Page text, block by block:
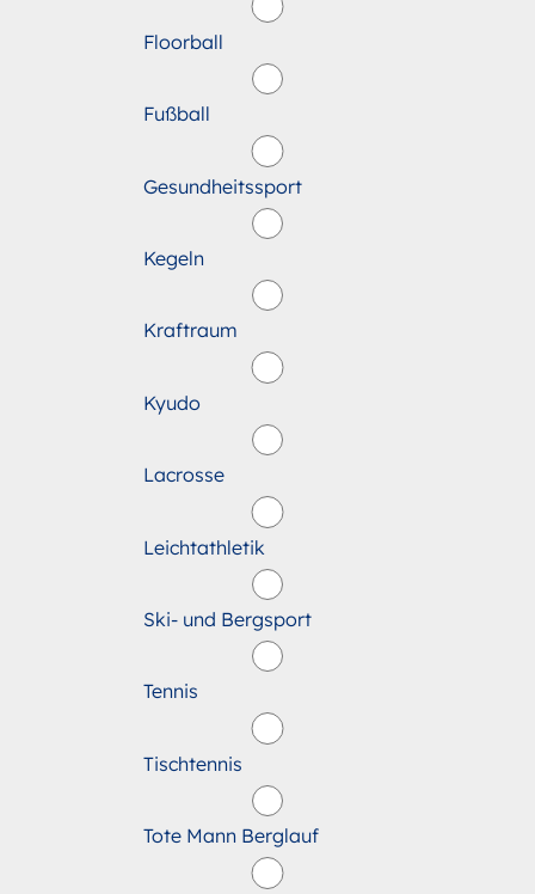
Floorball
Fußball
Gesundheitssport
Kegeln
Kraftraum
Kyudo
Lacrosse
Leichtathletik
Ski- und Bergsport
Tennis
Tischtennis
Tote Mann Berglauf